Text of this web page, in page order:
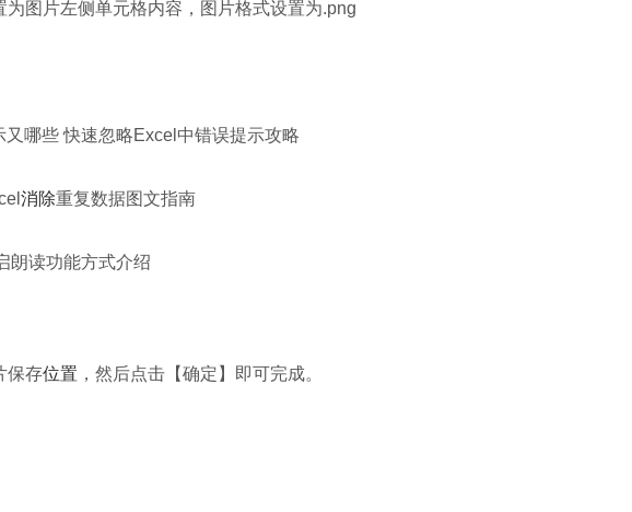
图片左侧单元格内容，图片格式设置为.png
又哪些 快速忽略Excel中错误提示攻略
消除重复数据图文指南
朗读功能方式介绍
保存位置 ，然后点击【确定】即可完成。